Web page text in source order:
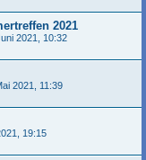
2021
2021, 10:32
2021, 11:39
19:15